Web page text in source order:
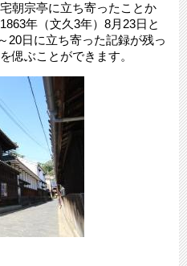
朝宗亭に立ち寄ったことか
年（文久3年）8月23日と
20日に立ち寄った記録が残っ
偲ぶことができます。